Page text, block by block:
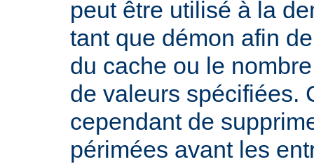
peut être utilisé à la
tant que démon afin
du cache ou le
de valeurs spécifiées.
cependant de
périmées avant les